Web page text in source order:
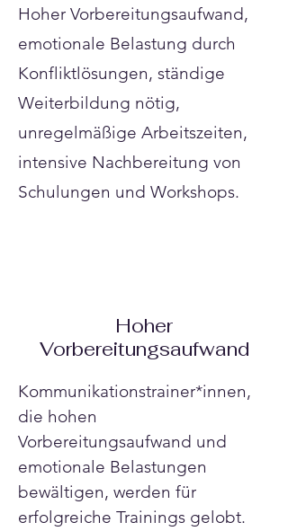
Hoher Vorbereitungsaufwand,
emotionale Belastung durch
Konfliktlösungen, ständige
Weiterbildung nötig,
unregelmäßige Arbeitszeiten,
intensive Nachbereitung von
Schulungen und Workshops.
Hoher
Vorbereitungsaufwand
Kommunikationstrainer*innen,
die hohen
Vorbereitungsaufwand und
emotionale Belastungen
bewältigen, werden für
erfolgreiche Trainings gelobt.